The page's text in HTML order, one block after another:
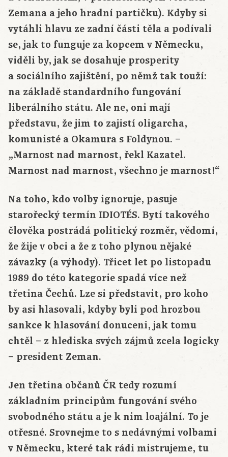
Zemana a jeho hradní partičku). Kdyby si
vytáhli hlavu ze zadní části těla a podívali
se, jak to funguje za kopcem v Německu,
viděli by, jak se dosahuje prosperity
a sociálního zajištění, po němž tak touží:
na základě standardního fungování
liberálního státu. Ale ne, oni mají
představu, že jim to zajistí oligarcha,
komunisté a Okamura s Foldynou. –
„Marnost nad marnost, řekl Kazatel.
Marnost nad marnost, všechno je marnost!“
Na toho, kdo volby ignoruje, pasuje
starořecký termín IDIOTÉS. Bytí takového
člověka postrádá politický rozměr, vědomí,
že žije v obci a že z toho plynou nějaké
závazky (a výhody). Třicet let po listopadu
1989 do této kategorie spadá více než
třetina Čechů. Lze si představit, pro koho
by asi hlasovali, kdyby byli pod hrozbou
sankce k hlasování donuceni, jak tomu
chtěl – z hlediska svých zájmů zcela logicky
– president Zeman.
Jen třetina občanů ČR tedy rozumí
základním principům fungování svého
svobodného státu a je k nim loajální. To je
otřesné. Srovnejme to s nedávnými volbami
v Německu, které tak rádi mistrujeme, tu